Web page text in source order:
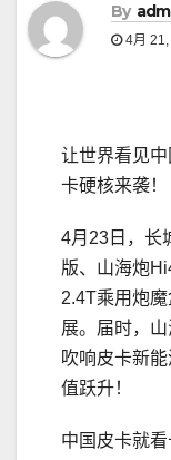
By
4月 21,
让世界看见
卡硬核来袭！
4月23日，长
版、山海炮
2.4T乘用炮
展。届时，
吹响皮卡新
值跃升！
中国皮卡就